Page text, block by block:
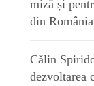
miză și
din România
Călin
dezvoltarea